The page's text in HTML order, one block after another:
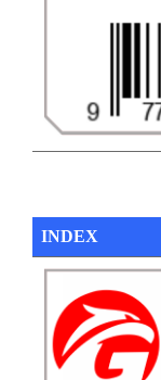
INDEX